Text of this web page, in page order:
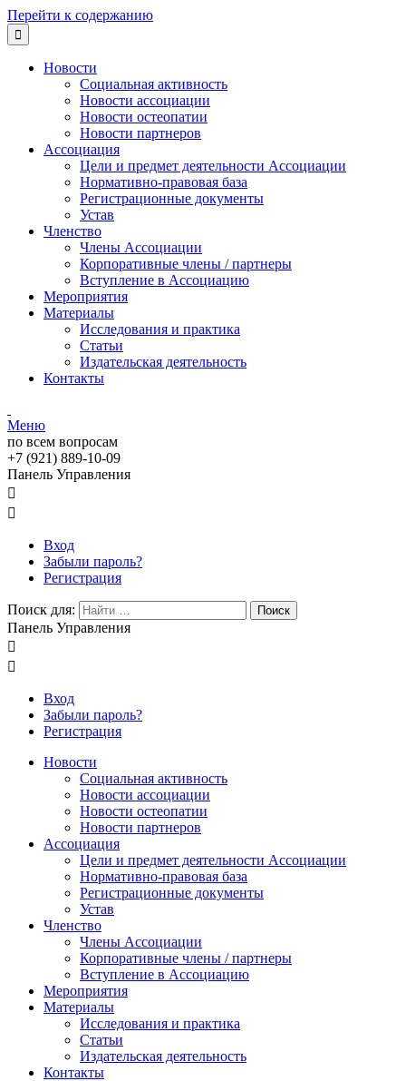
Перейти к содержанию

Новости
Социальная активность
Новости ассоциации
Новости остеопатии
Новости партнеров
Ассоциация
Цели и предмет деятельности Ассоциации
Нормативно-правовая база
Регистрационные документы
Устав
Членство
Члены Ассоциации
Корпоративные члены / партнеры
Вступление в Ассоциацию
Мероприятия
Материалы
Исследования и практика
Статьи
Издательская деятельность
Контакты
Меню
по всем вопросам
+7 (921) 889-10-09
Панель Управления


Вход
Забыли пароль?
Регистрация
Поиск для: Поиск
Панель Управления


Вход
Забыли пароль?
Регистрация
Новости
Социальная активность
Новости ассоциации
Новости остеопатии
Новости партнеров
Ассоциация
Цели и предмет деятельности Ассоциации
Нормативно-правовая база
Регистрационные документы
Устав
Членство
Члены Ассоциации
Корпоративные члены / партнеры
Вступление в Ассоциацию
Мероприятия
Материалы
Исследования и практика
Статьи
Издательская деятельность
Контакты